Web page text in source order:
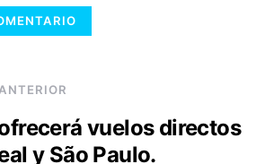
vuelos directos
y São Paulo.